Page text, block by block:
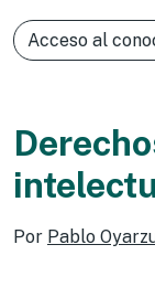
Acceso al
Por Pablo